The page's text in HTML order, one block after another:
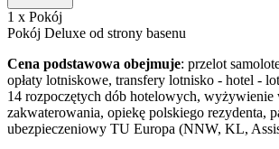
1 x Pokój
Pokój Deluxe od strony basenu
Cena podstawowa obejmuje: przelot
opłaty lotniskowe, transfery lotnisko - hotel -
14 rozpoczętych dób hotelowych, wyżywienie
zakwaterowania, opiekę polskiego rezydenta,
ubezpieczeniowy TU Europa (NNW, KL,